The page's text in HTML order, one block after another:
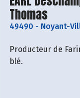
Thomas
49490 - Noyant-
Producteur de
blé.